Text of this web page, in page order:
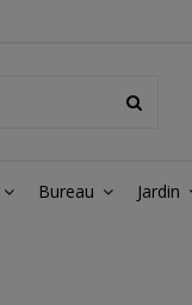
Bureau Jardin